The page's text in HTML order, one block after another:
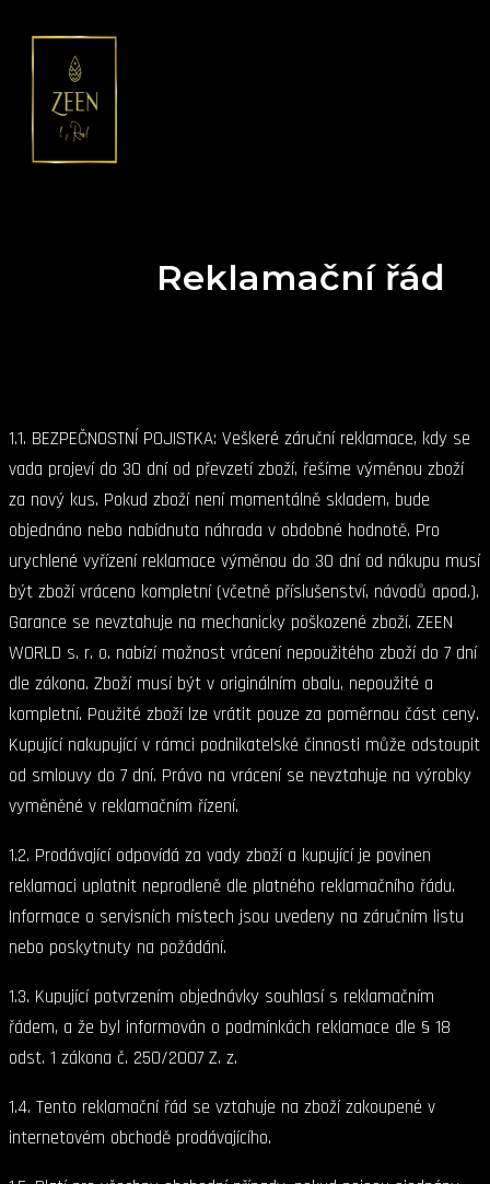
MAIN
MENU
Reklamační řád
1.1. BEZPEČNOSTNÍ POJISTKA: Veškeré záruční reklamace, kdy se
vada projeví do 30 dní od převzetí zboží, řešíme výměnou zboží
za nový kus. Pokud zboží není momentálně skladem, bude
objednáno nebo nabídnuta náhrada v obdobné hodnotě. Pro
urychlené vyřízení reklamace výměnou do 30 dní od nákupu musí
být zboží vráceno kompletní (včetně příslušenství, návodů apod.).
Garance se nevztahuje na mechanicky poškozené zboží. ZEEN
WORLD s. r. o. nabízí možnost vrácení nepoužitého zboží do 7 dní
dle zákona. Zboží musí být v originálním obalu, nepoužité a
kompletní. Použité zboží lze vrátit pouze za poměrnou část ceny.
Kupující nakupující v rámci podnikatelské činnosti může odstoupit
od smlouvy do 7 dní. Právo na vrácení se nevztahuje na výrobky
vyměněné v reklamačním řízení.
1.2. Prodávající odpovídá za vady zboží a kupující je povinen
reklamaci uplatnit neprodleně dle platného reklamačního řádu.
Informace o servisních místech jsou uvedeny na záručním listu
nebo poskytnuty na požádání.
1.3. Kupující potvrzením objednávky souhlasí s reklamačním
řádem, a že byl informován o podmínkách reklamace dle § 18
odst. 1 zákona č. 250/2007 Z. z.
1.4. Tento reklamační řád se vztahuje na zboží zakoupené v
internetovém obchodě prodávajícího.